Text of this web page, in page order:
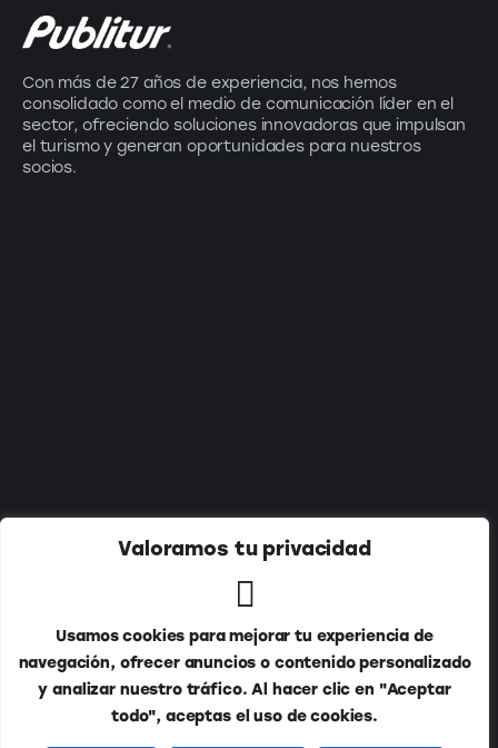
Valoramos tu privacidad
Usamos cookies para mejorar tu experiencia de
navegación, ofrecer anuncios o contenido personalizado
y analizar nuestro tráfico. Al hacer clic en "Aceptar
todo", aceptas el uso de cookies.
Con más de 27 años de experiencia, nos hemos
consolidado como el medio de comunicación líder en el
sector, ofreciendo soluciones innovadoras que impulsan
el turismo y generan oportunidades para nuestros
socios.